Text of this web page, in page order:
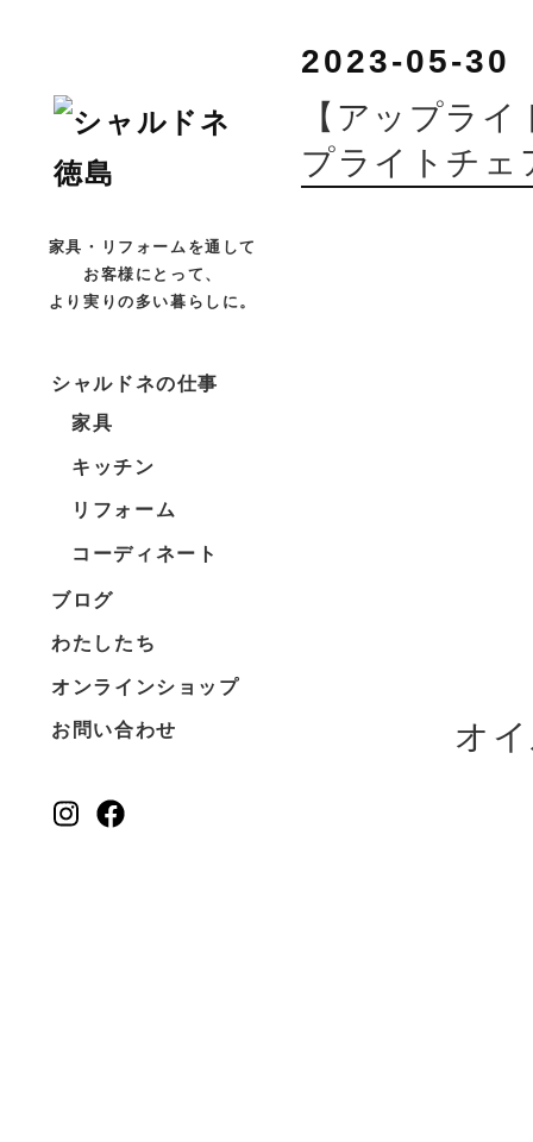
家具・リフォームを通して
お客様にとって、
より実りの多い暮らしに。
シャルドネの仕事
家具
キッチン
リフォーム
コーディネート
ブログ
わたしたち
オンラインショップ
お問い合わせ
2023-05-30
【アップラ
プライトチェ
オ